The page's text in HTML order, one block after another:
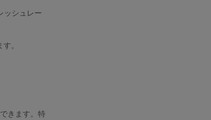
ッシュレー
。
きます。特